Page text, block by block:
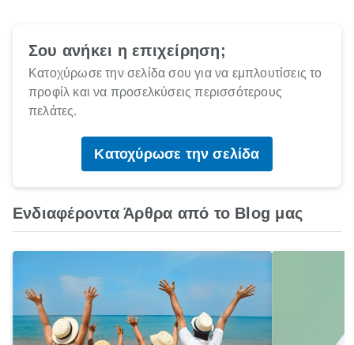
Σου ανήκει η επιχείρηση;
Κατοχύρωσε την σελίδα σου για να εμπλουτίσεις το
προφίλ και να προσελκύσεις περισσότερους
πελάτες.
Κατοχύρωσε την σελίδα
Ενδιαφέροντα Άρθρα από το Blog μας